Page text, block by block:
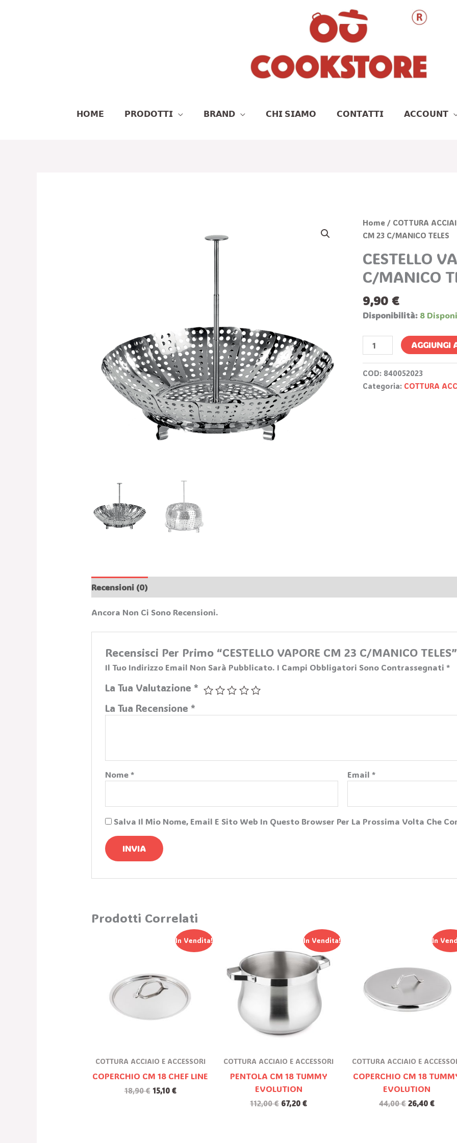
𝗛𝗢𝗠𝗘 𝗣𝗥𝗢𝗗𝗢𝗧𝗧𝗜 𝗕𝗥𝗔𝗡𝗗 𝗖𝗛𝗜 𝗦𝗜𝗔𝗠𝗢 𝗖𝗢𝗡𝗧𝗔𝗧𝗧𝗜 𝗔𝗖𝗖𝗢𝗨𝗡𝗧
Home / COTTURA
CM 23 C/MANICO TELES
CESTELLO
C/MANICO
9,90 €
Disponibilità: 8
CESTELLO
VAPORE
23
C/MANICO
TELES
Quantità
AGGIUNGI
COD: 840052023
Categoria: COTTURA
Recensioni (0)
Ancora Non Ci Sono Recensioni.
Recensisci Per Primo “CESTELLO VAPORE CM 23 C/MANICO TELES”
Il Tuo Indirizzo Email Non Sarà Pubblicato. I Campi Obbligatori Sono Contrassegnati*
La Tua Valutazione*
La Tua Recensione*
Nome* Email*
Salva Il Mio Nome, Email E Sito Web In Questo Browser Per La Prossima Volta Che
Prodotti Correlati
In Vendita!
COTTURA ACCIAIO E ACCESSORI
COPERCHIO CM 18 CHEF LINE
18,90€
Prezzo
18,90 €.
15,10 €
Il
Prezzo
Attuale
In Vendita!
COTTURA ACCIAIO E ACCESSORI
PENTOLA CM 18 TUMMY
EVOLUTION
112,00€
Prezzo
Originale
Era:
112,00 €.
67,20€
Il
Prezzo
Attuale
È:
67,20 €.
In
COTTURA ACCIAIO E
COPERCHIO CM 18
EVOLUTION
44,00€
Prezzo
44,00 €.
26,40€
Il
26,40